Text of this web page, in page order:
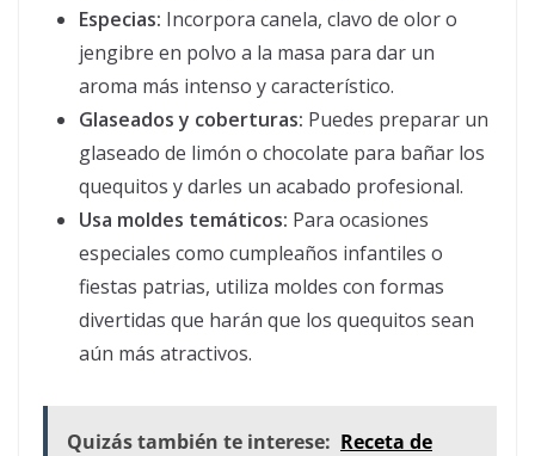
Especias: Incorpora canela, clavo de olor o
jengibre en polvo a la masa para dar un
aroma más intenso y característico.
Glaseados y coberturas: Puedes preparar un
glaseado de limón o chocolate para bañar los
quequitos y darles un acabado profesional.
Usa moldes temáticos: Para ocasiones
especiales como cumpleaños infantiles o
fiestas patrias, utiliza moldes con formas
divertidas que harán que los quequitos sean
aún más atractivos.
Quizás también te interese: Receta de